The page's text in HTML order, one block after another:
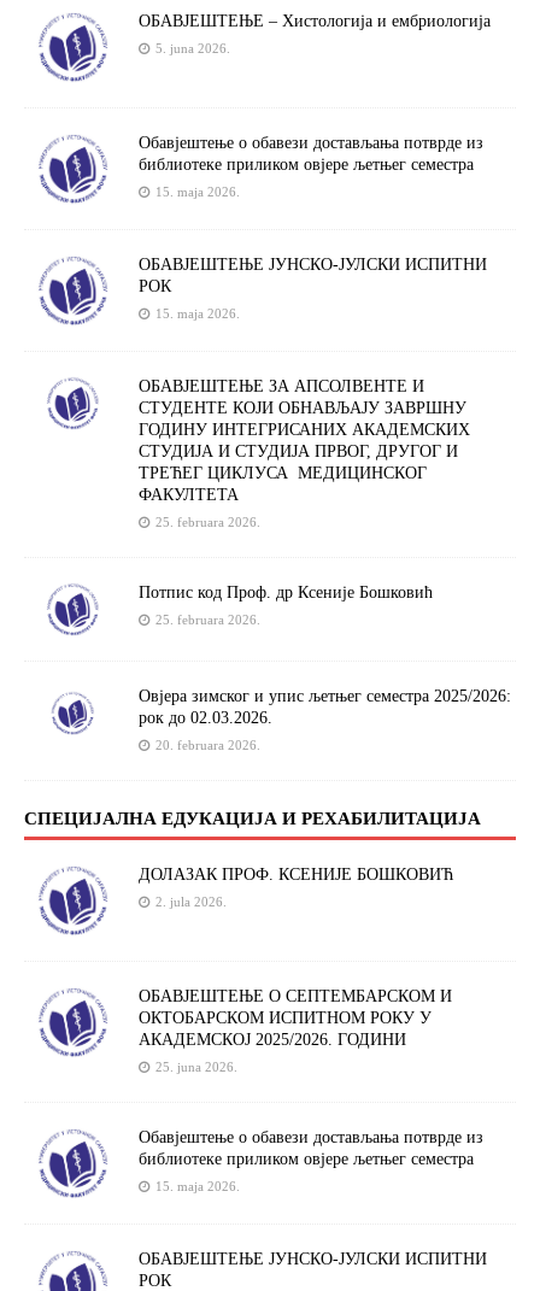
ОБАВЈЕШТЕЊЕ – Хистологија и ембриологија
5. juna 2026.
Обавјештење о обавези достављања потврде из
библиотеке приликом овјере љетњег семестра
15. maja 2026.
ОБАВЈЕШТЕЊЕ ЈУНСКО-ЈУЛСКИ ИСПИТНИ
РОК
15. maja 2026.
OБАВЈЕШТЕЊЕ ЗА АПСОЛВЕНТЕ И
СТУДЕНТЕ КОЈИ ОБНАВЉАЈУ ЗАВРШНУ
ГОДИНУ ИНТЕГРИСАНИХ АКАДЕМСКИХ
СТУДИЈА И СТУДИЈА ПРВОГ, ДРУГОГ И
ТРЕЋЕГ ЦИКЛУСА МЕДИЦИНСКОГ
ФАКУЛТЕТА
25. februara 2026.
Потпис код Проф. др Ксеније Бошковић
25. februara 2026.
Овјера зимског и упис љетњег семестра 2025/2026:
рок до 02.03.2026.
20. februara 2026.
СПЕЦИЈАЛНА ЕДУКАЦИЈА И РЕХАБИЛИТАЦИЈА
ДОЛАЗАК ПРОФ. КСЕНИЈЕ БОШКОВИЋ
2. jula 2026.
ОБАВЈЕШТЕЊЕ О СЕПТЕМБАРСКОМ И
ОКТОБАРСКОМ ИСПИТНОМ РОКУ У
АКАДЕМСКОЈ 2025/2026. ГОДИНИ
25. juna 2026.
Обавјештење о обавези достављања потврде из
библиотеке приликом овјере љетњег семестра
15. maja 2026.
ОБАВЈЕШТЕЊЕ ЈУНСКО-ЈУЛСКИ ИСПИТНИ
РОК